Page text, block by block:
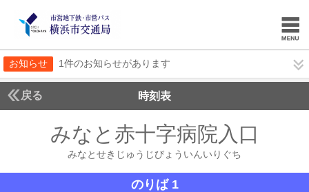
お知らせ 1件のお知らせがあります
戻る 時刻表
みなと赤十字病院入口
みなとせきじゅうじびょういんいりぐち
のりば 1